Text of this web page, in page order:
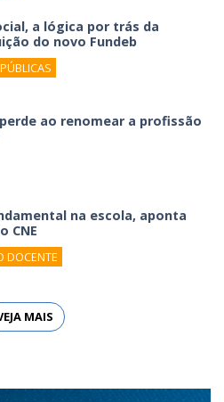
a lógica por trás da
do novo Fundeb
ao renomear a profissão
na escola, aponta
CNE
DOCENTE
MAIS